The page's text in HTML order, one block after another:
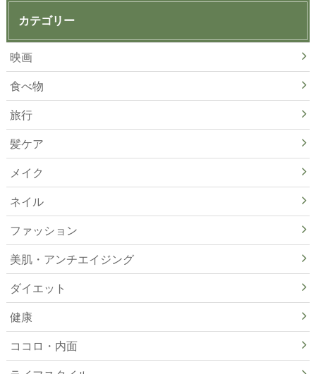
カテゴリー
映画
食べ物
旅行
髪ケア
メイク
ネイル
ファッション
美肌・アンチエイジング
ダイエット
健康
ココロ・内面